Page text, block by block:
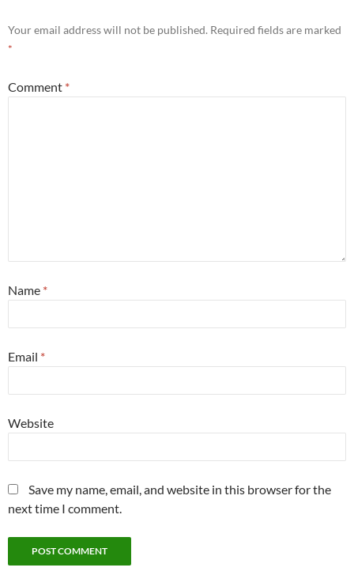
Your email address will not be published. Required fields are marked
*
Comment *
Name *
Email *
Website
Save my name, email, and website in this browser for the
next time I comment.